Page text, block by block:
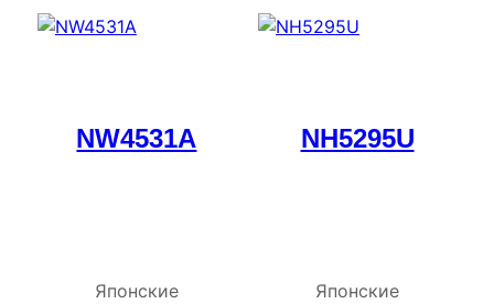
NW4531A
Японские
NH5295U
Японские